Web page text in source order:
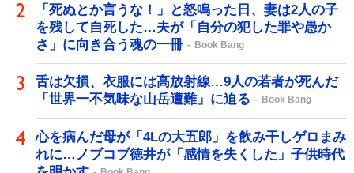
「死ぬとか言うな！」と怒鳴った日、妻は2人の子
を残して自死した…夫が「自分の犯した罪や愚か
さ」に向き合う魂の一冊
Book Bang
舌は欠損、衣服には高放射線…9人の若者が死んだ
「世界一不気味な山岳遭難」に迫る
Book Bang
心を病んだ母が「4Lの大五郎」を飲み干しゲロまみ
れに…ノブコブ徳井が「感情を失くした」子供時代